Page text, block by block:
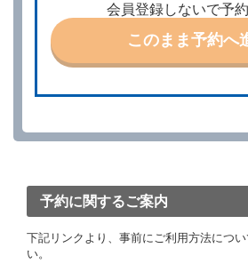
ときは、あらかじめ当社の承諾を
いものとします。
第４条（予約の取消し等）
ができます。
を１時間以上経過してもレンタカ
約取消手数料を当社に支払うもの
予約取消手数料の支払いがあった
約申込金を借受人に返還するもの
当社の都合により、予約が取り消
会員登録しないで予
このまま予約へ
予約に関するご案内
下記リンクより、事前にご利用方法につ
い。